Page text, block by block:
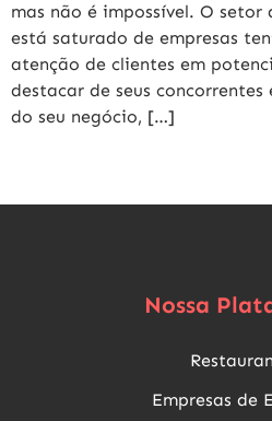
mas não é impossível. O setor
está saturado de empresas
atenção de clientes em
destacar de seus
do seu negócio, […]
Nossa
Empresas de